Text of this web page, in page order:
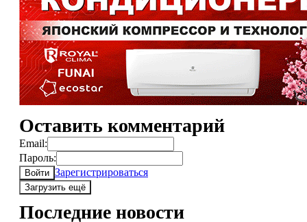
Оставить комментарий
Email:
Пароль:
Войти Зарегистрироваться
Загрузить ещё
Последние новости